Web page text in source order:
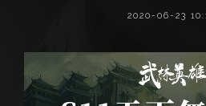
2020-06-23